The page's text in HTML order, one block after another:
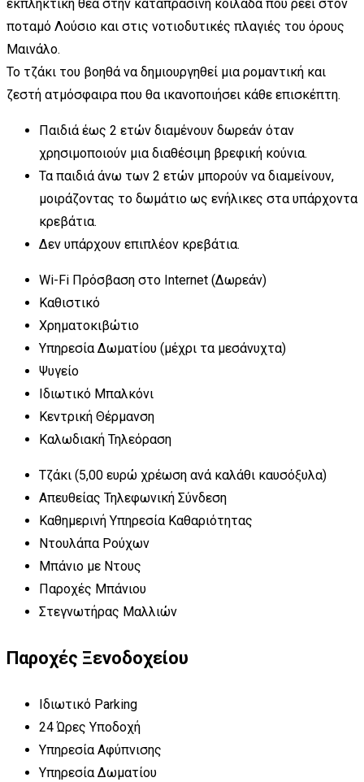
εκπληκτική θέα στην καταπράσινη κοιλάδα που ρέει στον
ποταμό Λούσιο και στις νοτιοδυτικές πλαγιές του όρους
Μαινάλο.
Το τζάκι του βοηθά να δημιουργηθεί μια ρομαντική και
ζεστή ατμόσφαιρα που θα ικανοποιήσει κάθε επισκέπτη.
Παιδιά έως 2 ετών διαμένουν δωρεάν όταν
χρησιμοποιούν μια διαθέσιμη βρεφική κούνια.
Τα παιδιά άνω των 2 ετών μπορούν να διαμείνουν,
μοιράζοντας το δωμάτιο ως ενήλικες στα υπάρχοντα
κρεβάτια.
Δεν υπάρχουν επιπλέον κρεβάτια.
Wi-Fi Πρόσβαση στο Internet (Δωρεάν)
Καθιστικό
Χρηματοκιβώτιο
Υπηρεσία Δωματίου (μέχρι τα μεσάνυχτα)
Ψυγείο
Ιδιωτικό Μπαλκόνι
Κεντρική Θέρμανση
Καλωδιακή Τηλεόραση
Τζάκι (5,00 ευρώ χρέωση ανά καλάθι καυσόξυλα)
Απευθείας Τηλεφωνική Σύνδεση
Καθημερινή Υπηρεσία Καθαριότητας
Ντουλάπα Ρούχων
Μπάνιο με Ντους
Παροχές Μπάνιου
Στεγνωτήρας Μαλλιών
Παροχές Ξενοδοχείου
Ιδιωτικό Parking
24 Ώρες Υποδοχή
Υπηρεσία Αφύπνισης
Υπηρεσία Δωματίου